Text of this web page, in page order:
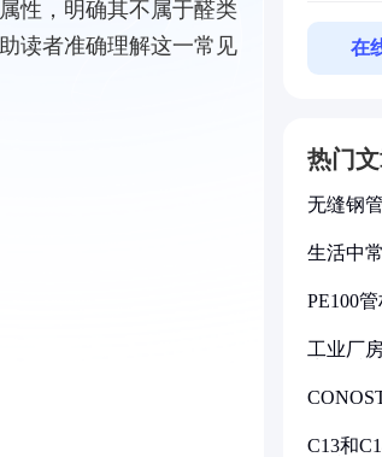
性，明确其不属于醛类
读者准确理解这一常见
在
热门
无缝钢
生活中
PE100
工业厂
C13和